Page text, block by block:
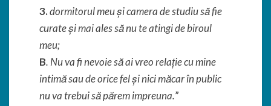
3.dormitorul meu și camera de studiu să fie
curate și mai ales să nu te atingi de biroul
meu;
B. Nu va fi nevoie să ai vreo relație cu mine
intimă sau de orice fel și nici măcar în public
nu va trebui să părem impreuna.”